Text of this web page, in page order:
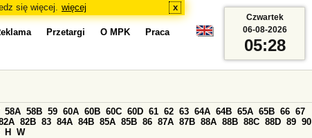
się więcej. więcej x
Przetargi O MPK Praca
58A 58B 59 60A 60B 60C 60D 61 62 63 64A 64B 65A 65B 66 67
82B 83 84A 84B 85A 85B 86 87A 87B 88A 88B 88C 88D 89 90
H W
Czwartek
06-08-2026
05:28